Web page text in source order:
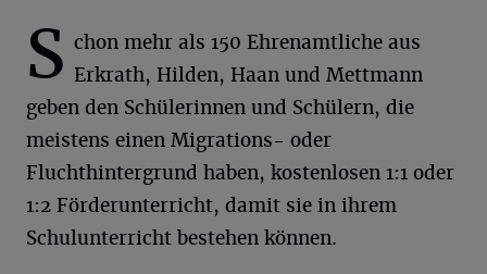
S chon mehr als 150 Ehrenamtliche aus
Erkrath, Hilden, Haan und Mettmann
geben den Schülerinnen und Schülern, die
meistens einen Migrations- oder
Fluchthintergrund haben, kostenlosen 1:1 oder
1:2 Förderunterricht, damit sie in ihrem
Schulunterricht bestehen können.